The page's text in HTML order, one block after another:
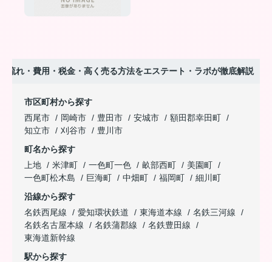
流れ・費用・税金・高く売る方法をエステート・ラボが徹底解説
市区町村から探す
西尾市
岡崎市 豊田市 安城市
額田郡幸田町
知立市
刈谷市
豊川市
町名から探す
上地
米津町 一色町一色 畝部西町
美園町
一色町松木島
巨海町 中畑町 福岡町
細川町
沿線から探す
名鉄西尾線
愛知環状鉄道 東海道本線
名鉄三河線
名鉄名古屋本線
名鉄蒲郡線
名鉄豊田線
東海道新幹線
駅から探す